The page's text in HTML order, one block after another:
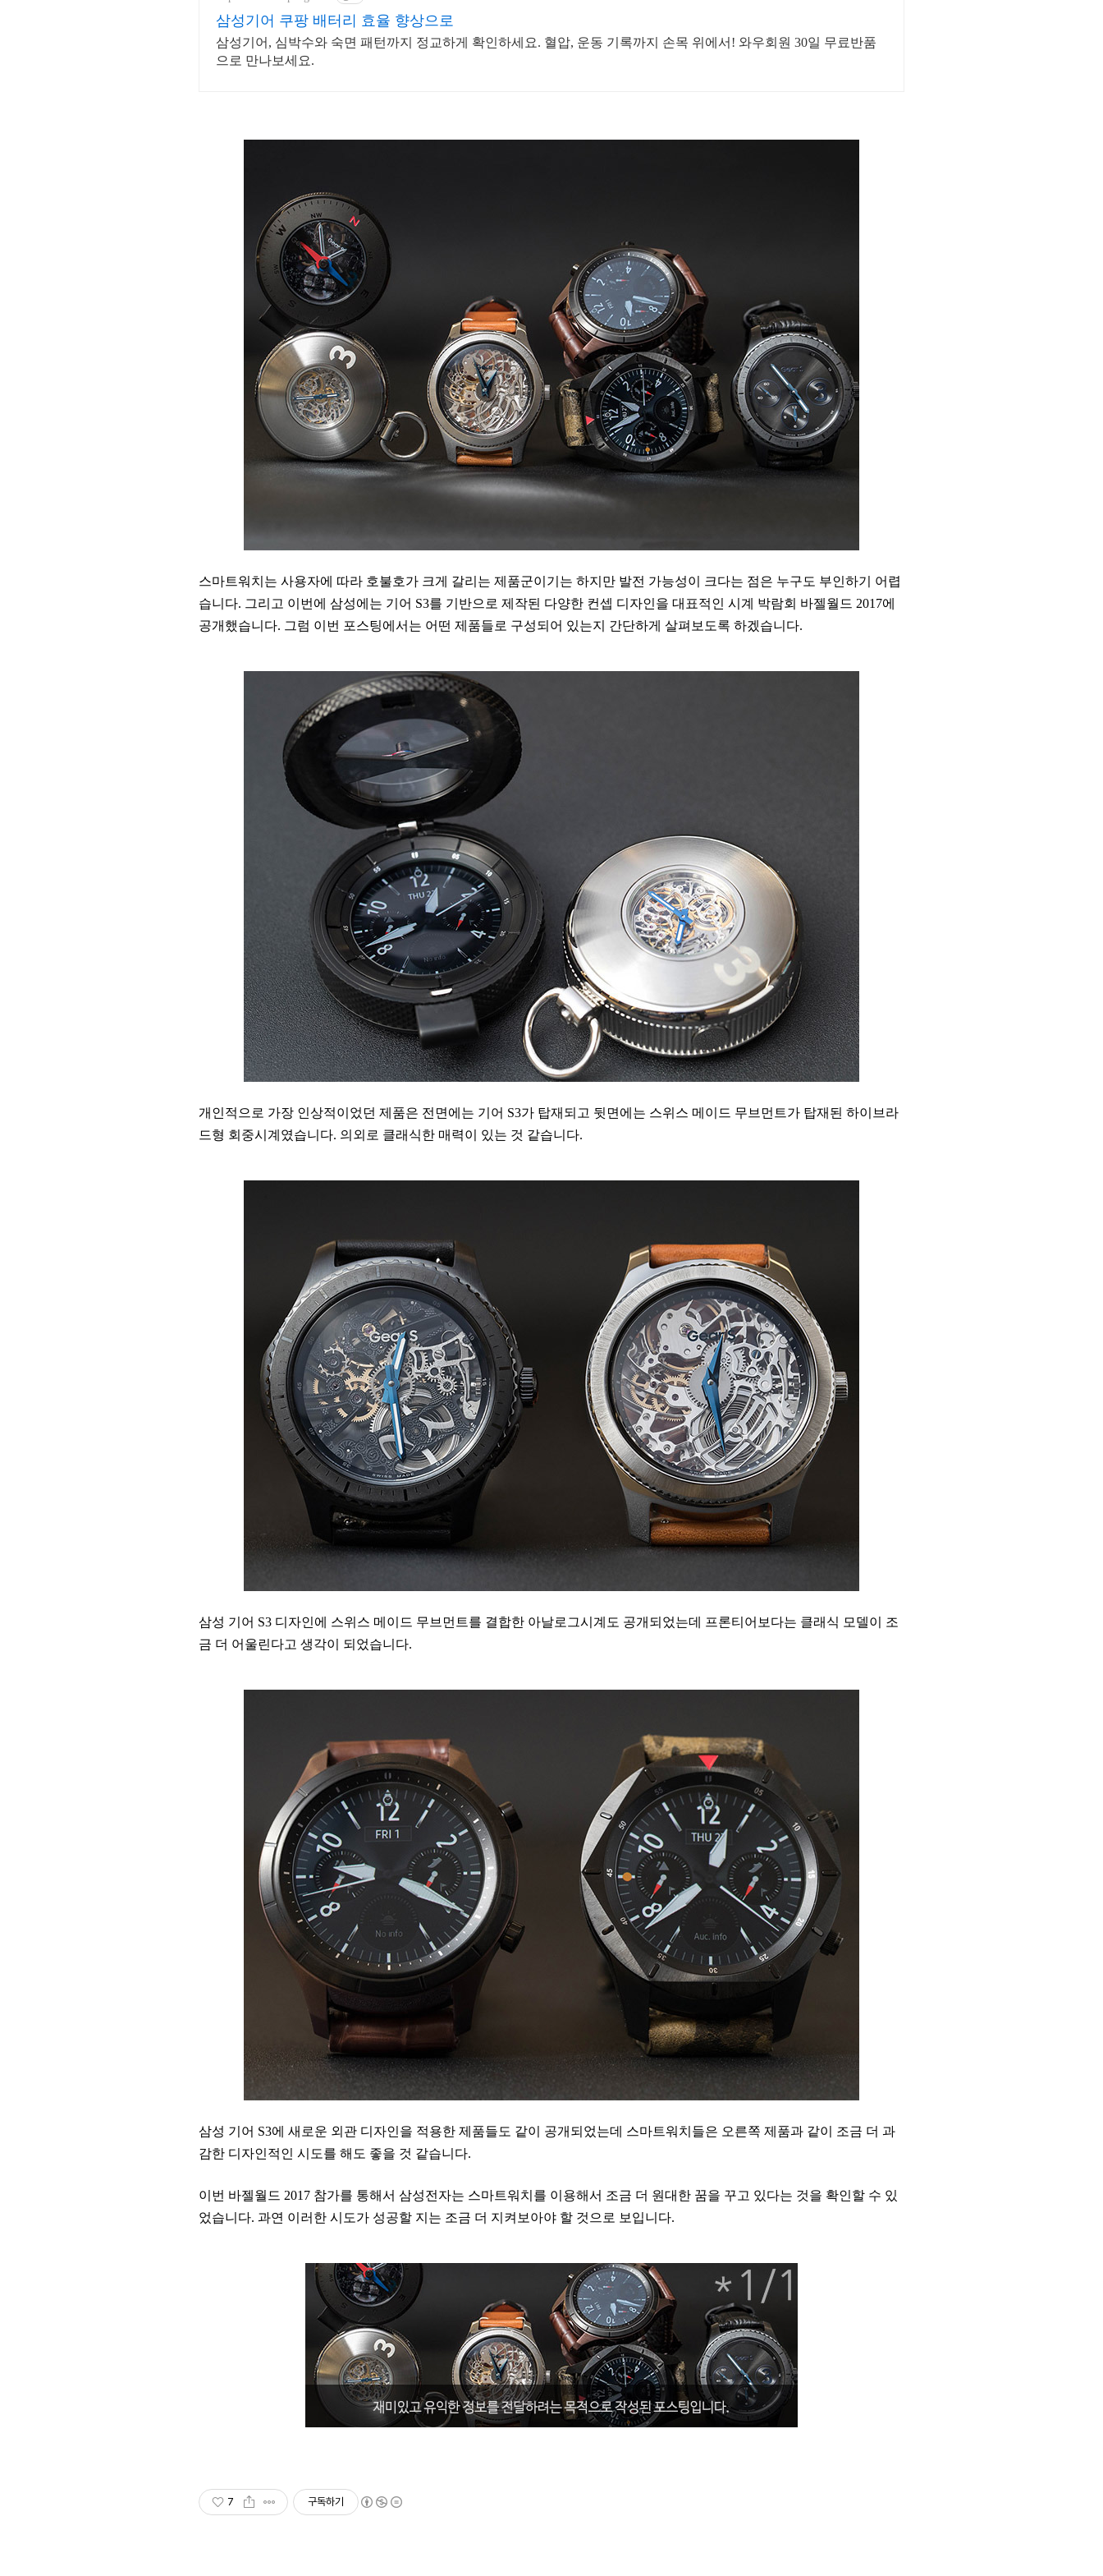
삼성기어 쿠팡 배터리 효율 향상으로
삼성기어, 심박수와 숙면 패턴까지 정교하게 확인하세요. 혈압, 운동 기록까지 손목 위에서! 와우회원 30일 무료반품
으로 만나보세요.
스마트워치는 사용자에 따라 호불호가 크게 갈리는 제품군이기는 하지만 발전 가능성이 크다는 점은 누구도 부인하기 어렵
습니다. 그리고 이번에 삼성에는 기어 S3를 기반으로 제작된 다양한 컨셉 디자인을 대표적인 시계 박람회 바젤월드 2017에
공개했습니다. 그럼 이번 포스팅에서는 어떤 제품들로 구성되어 있는지 간단하게 살펴보도록 하겠습니다.
개인적으로 가장 인상적이었던 제품은 전면에는 기어 S3가 탑재되고 뒷면에는 스위스 메이드 무브먼트가 탑재된 하이브라
드형 회중시계였습니다. 의외로 클래식한 매력이 있는 것 같습니다.
삼성 기어 S3 디자인에 스위스 메이드 무브먼트를 결합한 아날로그시계도 공개되었는데 프론티어보다는 클래식 모델이 조
금 더 어울린다고 생각이 되었습니다.
삼성 기어 S3에 새로운 외관 디자인을 적용한 제품들도 같이 공개되었는데 스마트워치들은 오른쪽 제품과 같이 조금 더 과
감한 디자인적인 시도를 해도 좋을 것 같습니다.
이번 바젤월드 2017 참가를 통해서 삼성전자는 스마트워치를 이용해서 조금 더 원대한 꿈을 꾸고 있다는 것을 확인할 수 있
었습니다. 과연 이러한 시도가 성공할 지는 조금 더 지켜보아야 할 것으로 보입니다.
7 구독하기